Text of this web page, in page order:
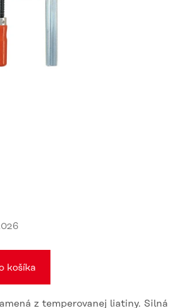
košíka
z temperovanej liatiny. Silná